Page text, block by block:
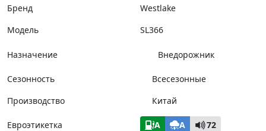
Бренд
Westlake
Модель
SL366
Назначение Внедорожник
Сезонность
Всесезонные
Производство
Китай
Евроэтикетка A A 72